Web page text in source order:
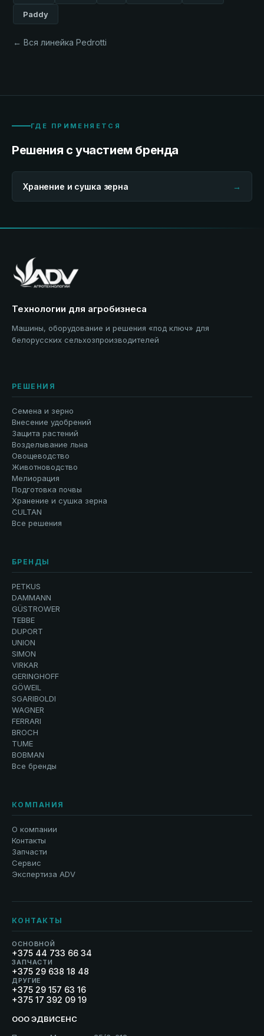
Paddy
← Вся линейка Pedrotti
ГДЕ ПРИМЕНЯЕТСЯ
Решения с участием бренда
Хранение и сушка зерна →
Технологии для агробизнеса
Машины, оборудование и решения «под ключ» для
белорусских сельхозпроизводителей
РЕШЕНИЯ
Семена и зерно
Внесение удобрений
Защита растений
Возделывание льна
Овощеводство
Животноводство
Мелиорация
Подготовка почвы
Хранение и сушка зерна
CULTAN
Все решения
БРЕНДЫ
PETKUS
DAMMANN
GÜSTROWER
TEBBE
DUPORT
UNION
SIMON
VIRKAR
GERINGHOFF
GÖWEIL
SGARIBOLDI
WAGNER
FERRARI
BROCH
TUME
BOBMAN
Все бренды
КОМПАНИЯ
О компании
Контакты
Запчасти
Сервис
Экспертиза ADV
КОНТАКТЫ
ОСНОВНОЙ
+375 44 733 66 34
ЗАПЧАСТИ
+375 29 638 18 48
ДРУГИЕ
+375 29 157 63 16
+375 17 392 09 19
ООО ЭДВИСЕНС